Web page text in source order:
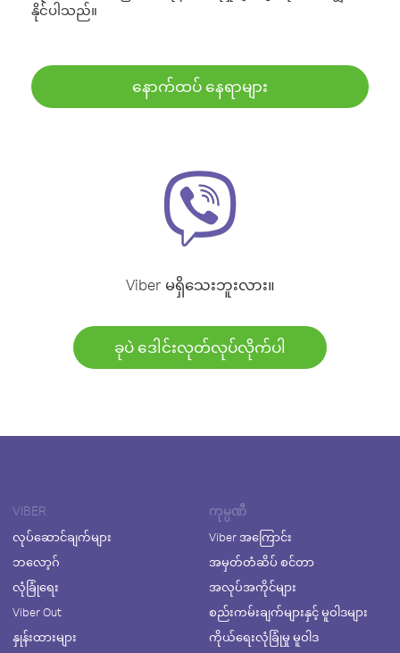
နိုင်ပါသည်။
နောက်ထပ် နေရာများ
Viber မရှိသေးဘူးလား။
ခုပဲ ဒေါင်းလုတ်လုပ်လိုက်ပါ
VIBER
လုပ်ဆောင်ချက်များ
ဘလော့ဂ်
လုံခြုံရေး
Viber Out
နှုန်းထားများ
ကုမ္ပဏီ
Viber အကြောင်း
အမှတ်တံဆိပ် စင်တာ
အလုပ်အကိုင်များ
စည်းကမ်းချက်များနှင့် မူဝါဒများ
ကိုယ်ရေးလုံခြုံမှု မူဝါဒ